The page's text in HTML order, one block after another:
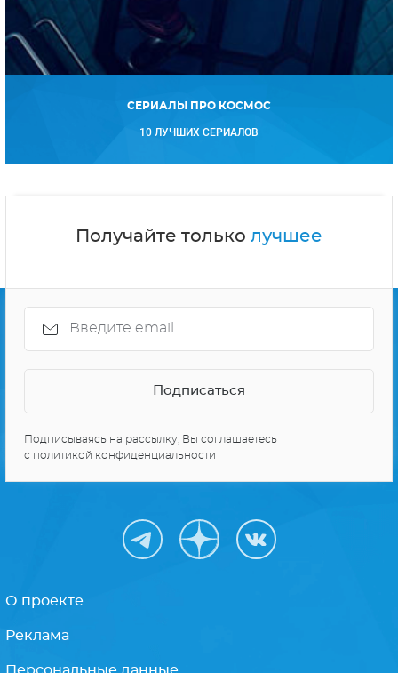
СЕРИАЛЫ ПРО КОСМОС
10 ЛУЧШИХ СЕРИАЛОВ
Получайте только лучшее
Подписываясь на рассылку, Вы соглашаетесь
с политикой конфиденциальности
О проекте
Реклама